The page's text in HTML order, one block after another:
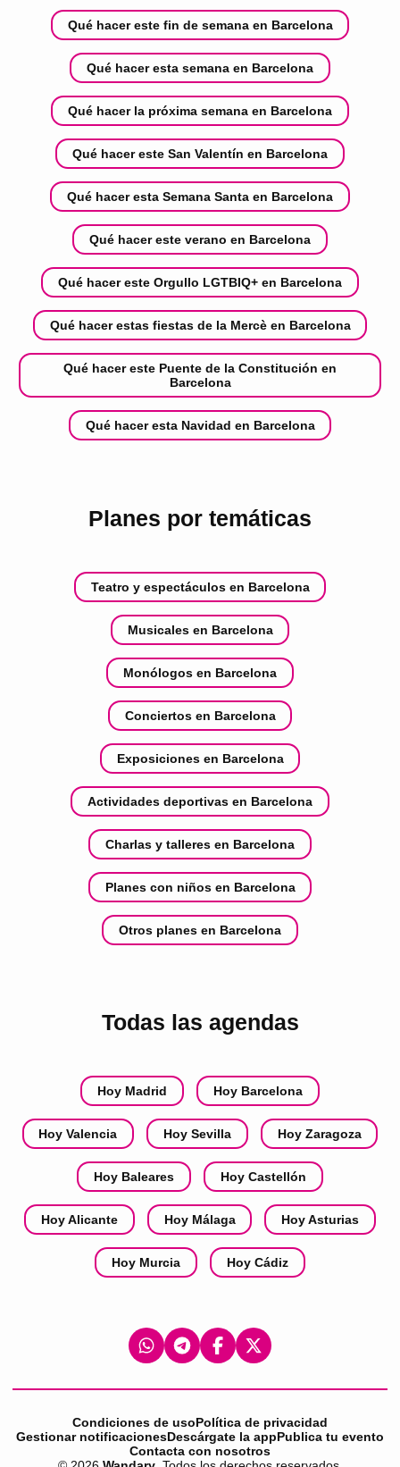
Qué hacer este fin de semana en Barcelona
Qué hacer esta semana en Barcelona
Qué hacer la próxima semana en Barcelona
Qué hacer este San Valentín en Barcelona
Qué hacer esta Semana Santa en Barcelona
Qué hacer este verano en Barcelona
Qué hacer este Orgullo LGTBIQ+ en Barcelona
Qué hacer estas fiestas de la Mercè en Barcelona
Qué hacer este Puente de la Constitución en
Barcelona
Qué hacer esta Navidad en Barcelona
Planes por temáticas
Teatro y espectáculos en Barcelona
Musicales en Barcelona
Monólogos en Barcelona
Conciertos en Barcelona
Exposiciones en Barcelona
Actividades deportivas en Barcelona
Charlas y talleres en Barcelona
Planes con niños en Barcelona
Otros planes en Barcelona
Todas las agendas
Hoy Madrid Hoy Barcelona
Hoy Valencia Hoy Sevilla Hoy Zaragoza
Hoy Baleares Hoy Castellón
Hoy Alicante Hoy Málaga Hoy Asturias
Hoy Murcia Hoy Cádiz
Condiciones de usoPolítica de privacidad
Gestionar notificacionesDescárgate la appPublica tu evento
Contacta con nosotros